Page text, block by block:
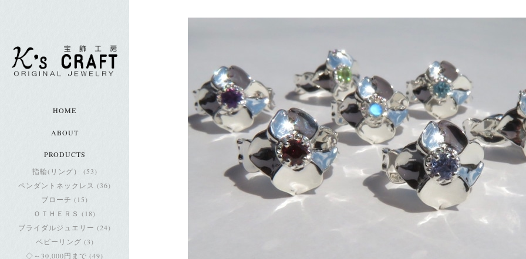
HOME
ABOUT
PRODUCTS
指輪(リング） (53)
ペンダントネックレス (36)
ブローチ (15)
ＯＴＨＥＲＳ (18)
ブライダルジュエリー (24)
ベビーリング (3)
◇～30,000円まで (49)